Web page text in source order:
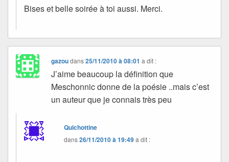
Bises et belle soirée à toi aussi. Merci.
gazoudans25/11/2010 à 08:01 a dit :
J’aime beaucoup la définition que
Meschonnic donne de la poésie ..mais c’est
un auteur que je connais très peu
Quichottine
dans26/11/2010 à 19:49a dit :